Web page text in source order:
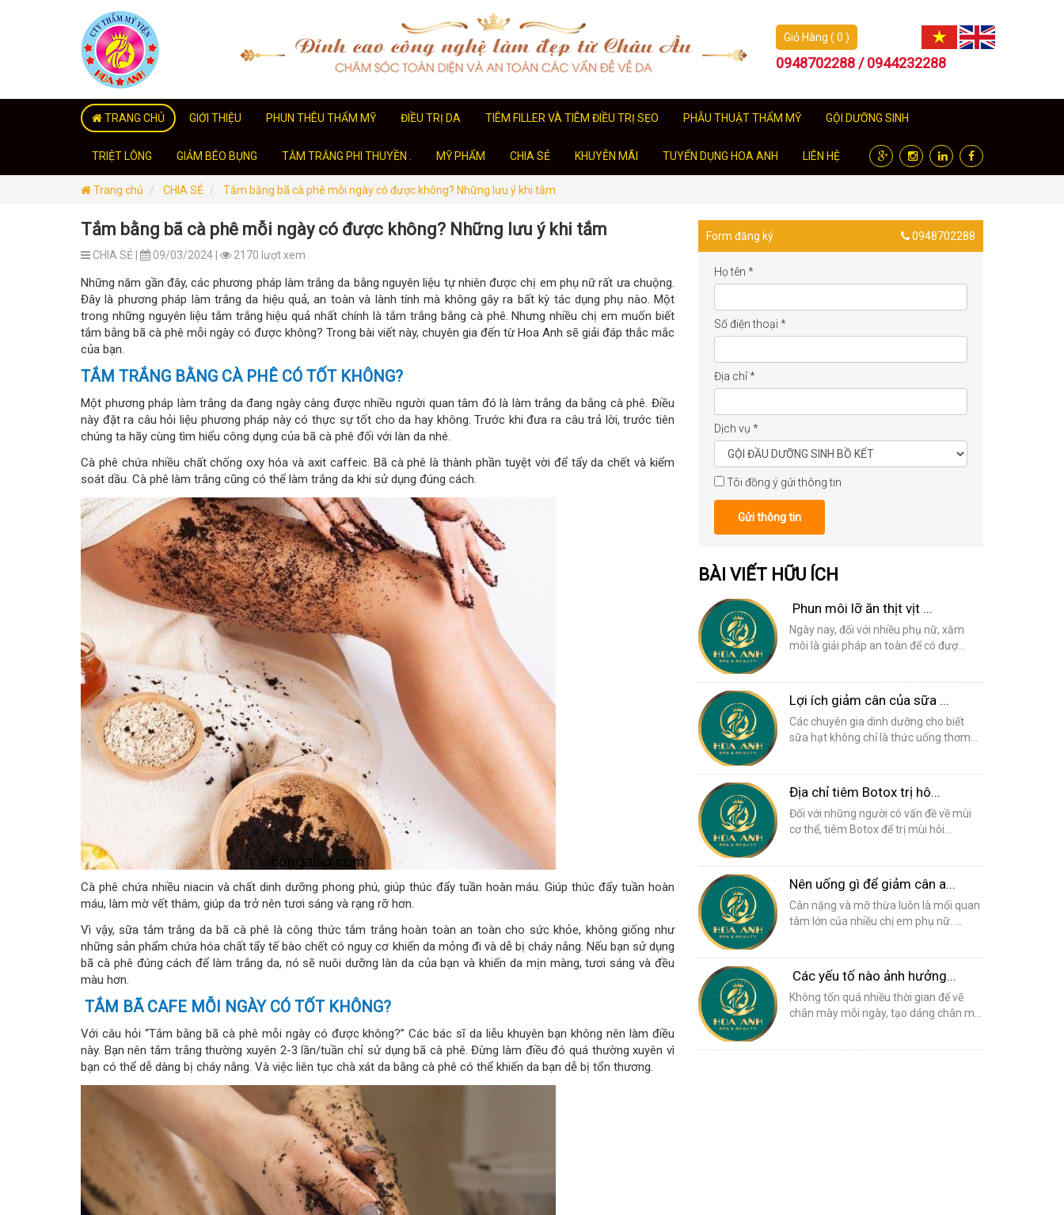
Giỏ Hàng ( 0 )
0948702288 / 0944232288
TRANG CHỦ GIỚI THIỆU PHUN THÊU THẨM MỸ ĐIỀU TRỊ DA TIÊM FILLER VÀ TIÊM ĐIỀU TRỊ SẸO PHẪU THUẬT THẨM MỸ GỘI DƯỠNG SINH
TRIỆT LÔNG GIẢM BÉO BỤNG TẮM TRẮNG PHI THUYỀN . MỸ PHẨM CHIA SẺ KHUYỄN MÃI TUYỂN DỤNG HOA ANH LIÊN HỆ
Trang chủ CHIA SẺ Tắm bằng bã cà phê mỗi ngày có được không? Những lưu ý khi tắm
Tắm bằng bã cà phê mỗi ngày có được không? Những lưu ý khi tắm
CHIA SẺ | 09/03/2024 | 2170 lượt xem
Những năm gần đây, các phương pháp làm trắng da bằng nguyên liệu tự nhiên được chị em phụ nữ rất ưa chuộng.
Đây là phương pháp làm trắng da hiệu quả, an toàn và lành tính mà không gây ra bất kỳ tác dụng phụ nào. Một
trong những nguyên liệu tắm trắng hiệu quả nhất chính là tắm trắng bằng cà phê. Nhưng nhiều chị em muốn biết
tắm bằng bã cà phê mỗi ngày có được không? Trong bài viết này, chuyên gia đến từ Hoa Anh sẽ giải đáp thắc mắc
của bạn.
TẮM TRẮNG BẰNG CÀ PHÊ CÓ TỐT KHÔNG?
Một phương pháp làm trắng da đang ngày càng được nhiều người quan tâm đó là làm trắng da bằng cà phê. Điều
này đặt ra câu hỏi liệu phương pháp này có thực sự tốt cho da hay không. Trước khi đưa ra câu trả lời, trước tiên
chúng ta hãy cùng tìm hiểu công dụng của bã cà phê đối với làn da nhé.
Cà phê chứa nhiều chất chống oxy hóa và axit caffeic. Bã cà phê là thành phần tuyệt vời để tẩy da chết và kiểm
soát dầu. Cà phê làm trắng cũng có thể làm trắng da khi sử dụng đúng cách.
Cà phê chứa nhiều niacin và chất dinh dưỡng phong phú, giúp thúc đẩy tuần hoàn máu. Giúp thúc đẩy tuần hoàn
máu, làm mờ vết thâm, giúp da trở nên tươi sáng và rạng rỡ hơn.
Vì vậy, sữa tắm trắng da bã cà phê là công thức tắm trắng hoàn toàn an toàn cho sức khỏe, không giống như
những sản phẩm chứa hóa chất tẩy tế bào chết có nguy cơ khiến da mỏng đi và dễ bị cháy nắng. Nếu bạn sử dụng
bã cà phê đúng cách để làm trắng da, nó sẽ nuôi dưỡng làn da của bạn và khiến da mịn màng, tươi sáng và đều
màu hơn.
TẮM BÃ CAFE MỖI NGÀY CÓ TỐT KHÔNG?
Với câu hỏi “Tắm bằng bã cà phê mỗi ngày có được không?” Các bác sĩ da liễu khuyên bạn không nên làm điều
này. Bạn nên tắm trắng thường xuyên 2-3 lần/tuần chỉ sử dụng bã cà phê. Đừng làm điều đó quá thường xuyên vì
bạn có thể dễ dàng bị cháy nắng. Và việc liên tục chà xát da bằng cà phê có thể khiến da bạn dễ bị tổn thương.
Form đăng ký 0948702288
Họ tên *
Số điện thoại *
Địa chỉ*
Dịch vụ *
Tôi đồng ý gửi thông tin
Gửi thông tin
BÀI VIẾT HỮU ÍCH
Phun môi lỡ ăn thịt vịt ...
Ngày nay, đối với nhiều phụ nữ, xăm
môi là giải pháp an toàn để có đượ...
Lợi ích giảm cân của sữa ...
Các chuyên gia dinh dưỡng cho biết
sữa hạt không chỉ là thức uống thơm...
Địa chỉ tiêm Botox trị hô...
Đối với những người có vấn đề về mùi
cơ thể, tiêm Botox để trị mùi hôi...
Nên uống gì để giảm cân a...
Cân nặng và mỡ thừa luôn là mối quan
tâm lớn của nhiều chị em phụ nữ. ...
Các yếu tố nào ảnh hưởng...
Không tốn quá nhiều thời gian để vẽ
chân mày mỗi ngày, tạo dáng chân m...